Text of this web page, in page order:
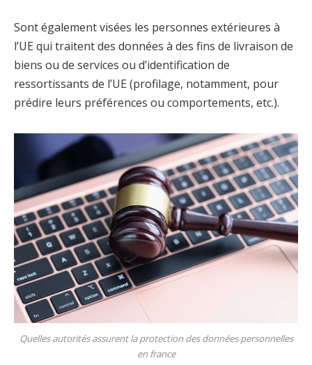
Sont également visées les personnes extérieures à
l’UE qui traitent des données à des fins de livraison de
biens ou de services ou d’identification de
ressortissants de l’UE (profilage, notamment, pour
prédire leurs préférences ou comportements, etc.).
Quelles autorités assurent la protection des données personnelles
en france